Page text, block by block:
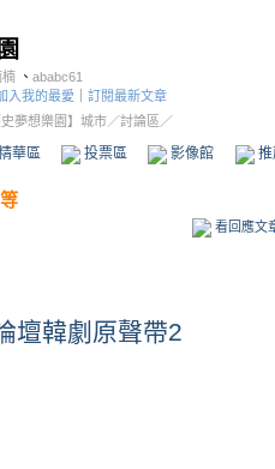
楠 、 ababc61
入我的最愛
訂閱最新文章
史夢想樂園】城市／討論區／
華區 投票區 影像館
看回應文
壇韓劇原聲帶2